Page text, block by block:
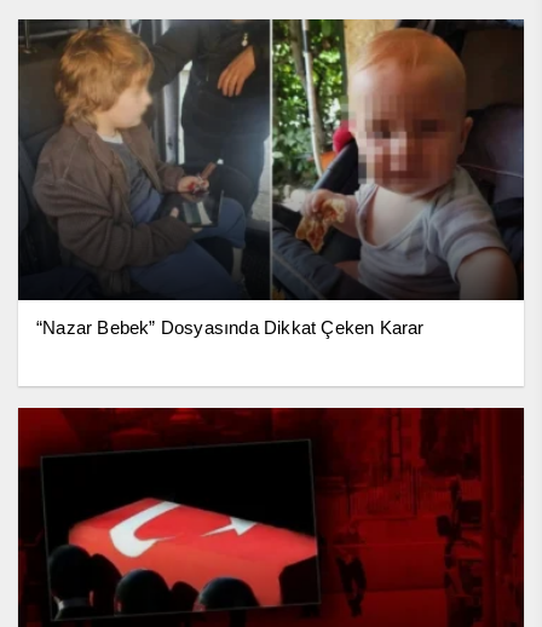
“Nazar Bebek” Dosyasında Dikkat Çeken Karar